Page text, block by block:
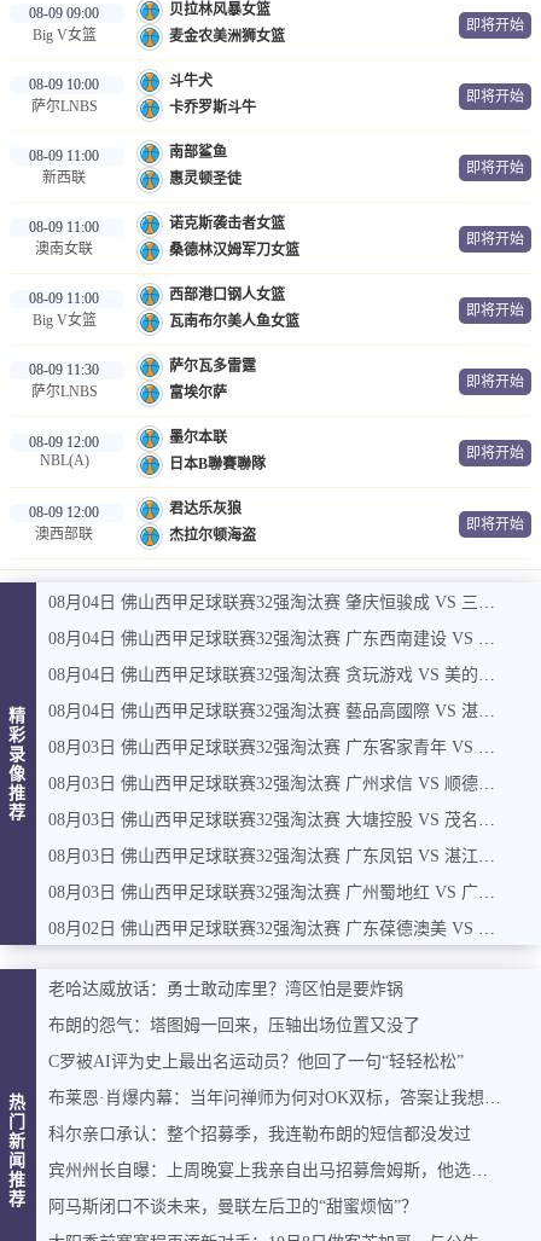
08-09 09:00
Big V女篮
贝拉林风暴女篮
麦金农美洲狮女篮
即将开始
08-09 10:00
萨尔LNBS
斗牛犬
卡乔罗斯斗牛
即将开始
08-09 11:00
新西联
南部鲨鱼
惠灵顿圣徒
即将开始
08-09 11:00
澳南女联
诺克斯袭击者女篮
桑德林汉姆军刀女篮
即将开始
08-09 11:00
Big V女篮
西部港口钢人女篮
瓦南布尔美人鱼女篮
即将开始
08-09 11:30
萨尔LNBS
萨尔瓦多雷霆
富埃尔萨
即将开始
08-09 12:00
NBL(A)
墨尔本联
日本B聯賽聯隊
即将开始
08-09 12:00
澳西部联
君达乐灰狼
杰拉尔顿海盗
即将开始
精
彩
录
像
推
荐
08月04日 佛山西甲足球联赛32强淘汰赛 肇庆恒骏成 VS 三七互娱 全场录像
08月04日 佛山西甲足球联赛32强淘汰赛 广东西南建设 VS 香港圣徒 全场录像
08月04日 佛山西甲足球联赛32强淘汰赛 贪玩游戏 VS 美的薪火 全场录像
08月04日 佛山西甲足球联赛32强淘汰赛 藝品高國際 VS 湛江狂狼·粵辉能源 全场录像
08月03日 佛山西甲足球联赛32强淘汰赛 广东客家青年 VS 广州英华思力U17 全场录像
08月03日 佛山西甲足球联赛32强淘汰赛 广州求信 VS 顺德新青年 全场录像
08月03日 佛山西甲足球联赛32强淘汰赛 大塘控股 VS 茂名市点都得 全场录像
08月03日 佛山西甲足球联赛32强淘汰赛 广东凤铝 VS 湛江八部科技 全场录像
08月03日 佛山西甲足球联赛32强淘汰赛 广州蜀地红 VS 广州戴拿模 全场录像
08月02日 佛山西甲足球联赛32强淘汰赛 广东葆德澳美 VS 白坭兴龙 全场录像
热
门
新
闻
推
荐
老哈达威放话：勇士敢动库里？湾区怕是要炸锅
布朗的怨气：塔图姆一回来，压轴出场位置又没了
C罗被AI评为史上最出名运动员？他回了一句“轻轻松松”
布莱恩·肖爆内幕：当年问禅师为何对OK双标，答案让我想起训狗那套
科尔亲口承认：整个招募季，我连勒布朗的短信都没发过
宾州州长自曝：上周晚宴上我亲自出马招募詹姆斯，他选了费城，我挺高兴
阿马斯闭口不谈未来，曼联左后卫的“甜蜜烦恼”？